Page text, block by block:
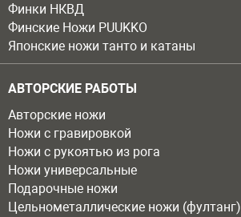
Финки НКВД
Финские Ножи PUUKKO
Японские ножи танто и катаны
АВТОРСКИЕ РАБОТЫ
Авторские ножи
Ножи с гравировкой
Ножи с рукоятью из рога
Ножи универсальные
Подарочные ножи
Цельнометаллические ножи (фултанг)